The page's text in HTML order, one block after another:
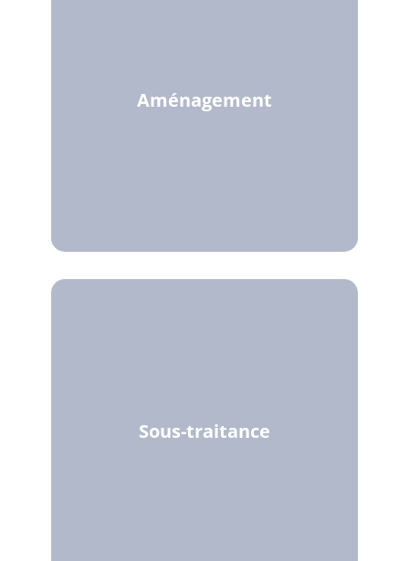
Aménagement
Sous-traitance